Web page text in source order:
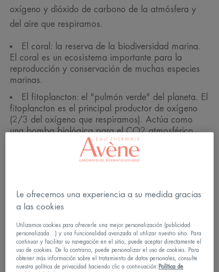
oxígeno y dióxido de carbono de la atmósfera y
del aire que respiramos.
El coral: la reserva de la biodiversidad marina.
El coral es un ecosistema importante para la
reproducción y conservación de muchas especies
marinas.
El fitoplancton: el "pulmón verde" del planeta. El
fitoplancton es el principal productor de oxígeno
(2/3 del oxígeno que respiramos). Actúa como
una bomba biológica para el CO2 atmosférico,
absorbiendo una gran parte de las emisiones
relacionadas con las actividades humanas y
alimentaria. El zooplancton es el principal
consumidor de materia orgánica en los océanos y
de la cadena alimentaria marina.
En la actualidad, este frágil ecosistema se ve
amenazado por una serie de factores responsables
Le ofrecemos una experiencia a su medida gracias
a las cookies
Utilizamos cookies para ofrecerle una mejor personalización (publicidad
personalizada...) y una funcionalidad avanzada al utilizar nuestro sitio. Para
continuar y facilitar su navegación en el sitio, puede aceptar directamente el
uso de cookies. De lo contrario, puede personalizar el uso de cookies. Para
obtener más información sobre el tratamiento de datos personales, consulte
nuestra política de privacidad haciendo clic a continuación: Política de